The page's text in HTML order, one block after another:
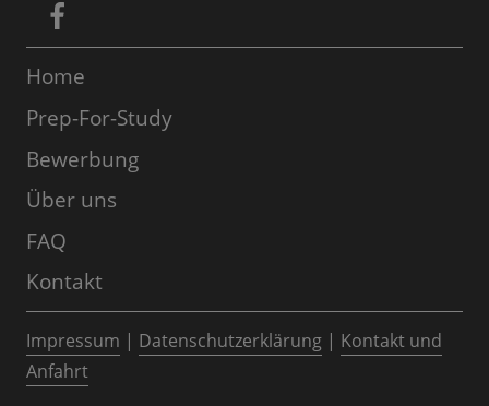
Home
Prep-For-Study
Bewerbung
Über uns
FAQ
Kontakt
Impressum | Datenschutzerklärung | Kontakt und
Anfahrt